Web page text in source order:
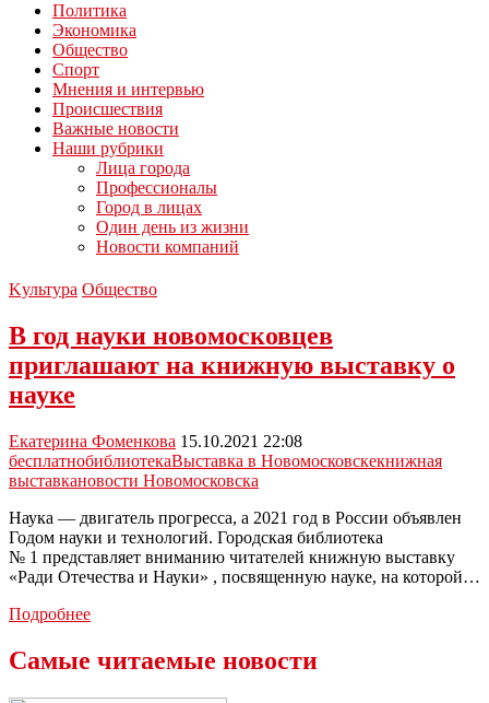
Политика
Экономика
Общество
Спорт
Мнения и интервью
Происшествия
Важные новости
Наши рубрики
Лица города
Профессионалы
Город в лицах
Один день из жизни
Новости компаний
Kультура Общество
В год науки новомосковцев
приглашают на книжную выставку о
науке
Екатерина Фоменкова 15.10.2021 22:08
бесплатнобиблиотекаВыставка в Новомосковскекнижная
выставкановости Новомосковска
Наука — двигатель прогресса, а 2021 год в России объявлен
Годом науки и технологий. Городская библиотека
№ 1 представляет вниманию читателей книжную выставку
«Ради Отечества и Науки» , посвященную науке, на которой…
ПодробнееВ
новомосковцев
Самые читаемые новости